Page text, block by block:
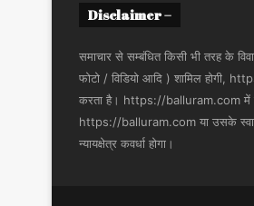
Disclaimer –
समाचार से सम्बंधित किसी भी तरह के
फोटो / विडियो आदि ) शामिल होगी,
करता है। https://balluram.com में
https://balluram.com या उसके
न्यायक्षेत्र कवर्धा होगा।